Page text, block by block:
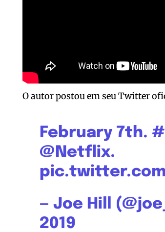
O autor postou em seu Twitter
February 7th.
@Netflix.
— Joe Hill
2019